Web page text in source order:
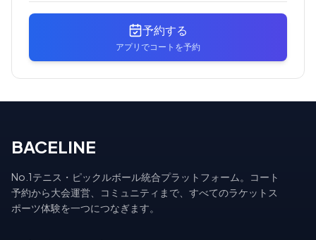
予約する
アプリでコートを予約
BACELINE
No.1テニス・ピックルボール統合プラットフォーム。コート
予約から大会運営、コミュニティまで、すべてのラケットス
ポーツ体験を一つにつなぎます。